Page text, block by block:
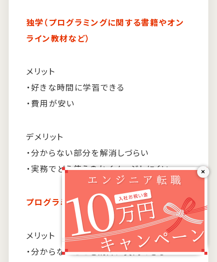
独学（プログラミングに関する書籍やオン
ライン教材など）
メリット
・好きな時間に学習できる
・費用が安い
デメリット
・分からない部分を解消しづらい
・実務でどう使うのかイメージしにくい
プログラミングスクール
メリット
・分からないことを講師に質問できる
×